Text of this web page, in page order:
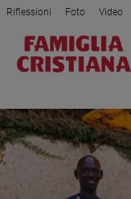
Attualità
Politica
Mondo
Riflessioni Foto Video
Privacy Policy Chi siamo
Registrati Redazione